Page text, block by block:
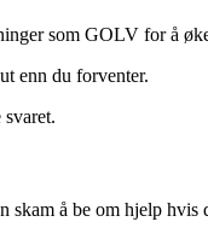
som GOLV for å øke
enn du forventer.
skam å be om hjelp